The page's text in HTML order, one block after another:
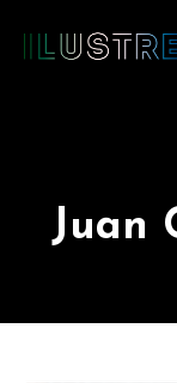
Juan